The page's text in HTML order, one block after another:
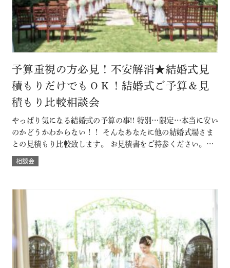
予算重視の方必見！不安解消★結婚式見
積もりだけでもＯＫ！結婚式ご予算＆見
積もり比較相談会
やっぱり気になる結婚式の予算の事!! 特別…限定…本当に安い
のかどうかわからない！！ そんなあなたに他の結婚式場さま
との見積もり比較致します。 お見積書をご持参ください。
「既に他の結婚式場に決定済みだけど・・」なんていう方も
大歓迎。 ◇既に予算書をもらっている方は当日お持ちいただ
ついても紹介。 本当に…
相談会